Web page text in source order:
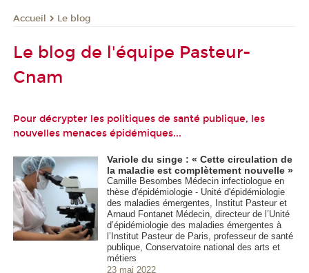
Accueil Le blog
Le blog de l'équipe Pasteur-
Cnam
Pour décrypter les politiques de santé publique, les
nouvelles menaces épidémiques...
Variole du singe : « Cette circulation de
la maladie est complètement nouvelle »
Camille Besombes Médecin infectiologue en
thèse d'épidémiologie - Unité d'épidémiologie
des maladies émergentes, Institut Pasteur et
Arnaud Fontanet Médecin, directeur de l’Unité
d’épidémiologie des maladies émergentes à
l’Institut Pasteur de Paris, professeur de santé
publique, Conservatoire national des arts et
métiers
23 mai 2022